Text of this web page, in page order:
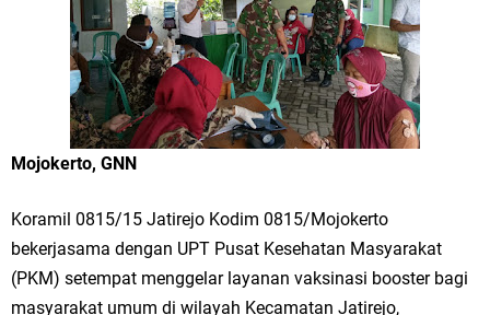
Tumpeng Nasi Krawu Pecahkan Rekor MURI, KWGe Angkat Kuliner
Gresik ke Panggung Dunia
FOZ Jatim, BAZNAS, dan Kemenag Salurkan 22.456 Bingkisan Lebaran
Bupati Gresik Gus Yani Resmikan Kantor Desa Sidoraharjo: Simbol
Komitmen Pelayanan Publik dan Kepedulian Sosial
Mojokerto, GNN
Koramil 0815/15 Jatirejo Kodim 0815/Mojokerto
bekerjasama dengan UPT Pusat Kesehatan Masyarakat
(PKM) setempat menggelar layanan vaksinasi booster bagi
masyarakat umum di wilayah Kecamatan Jatirejo,